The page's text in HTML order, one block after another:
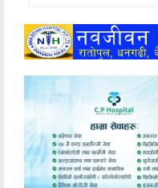
खेलकुद
मनोरञ्जन
अन्य